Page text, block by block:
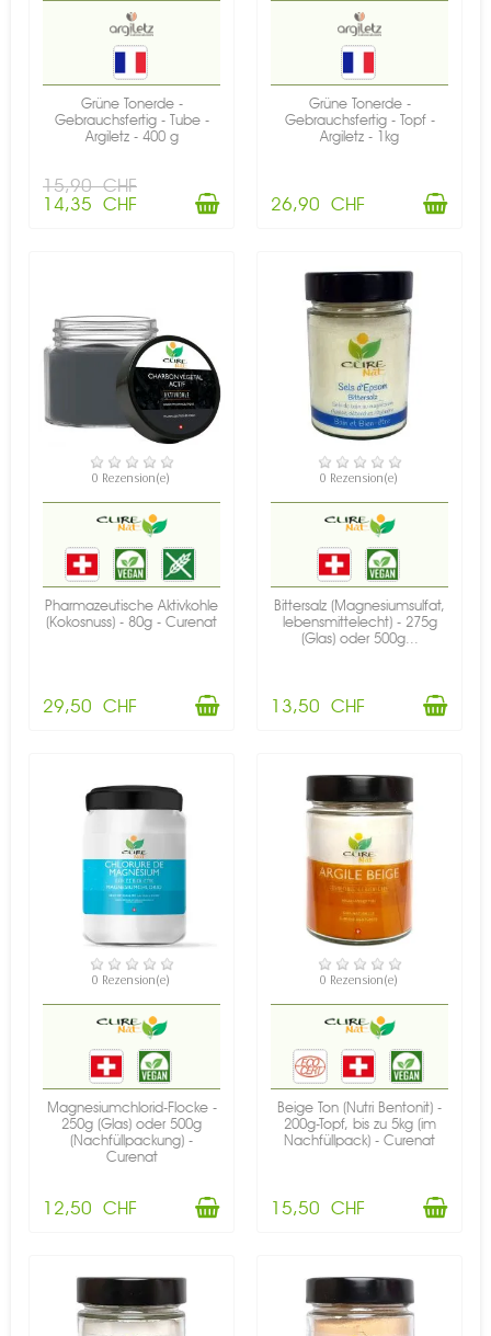
Grüne Tonerde -
Gebrauchsfertig - Tube -
Argiletz - 400 g
15,90 CHF
14,35 CHF
Grüne Tonerde -
Gebrauchsfertig - Topf -
Argiletz - 1kg
26,90 CHF
VERFÜGBAR
0 Rezension(e)
Pharmazeutische Aktivkohle
(Kokosnuss) - 80g - Curenat
29,50 CHF
VERFÜGBAR
0 Rezension(e)
Bittersalz (Magnesiumsulfat,
lebensmittelecht) - 275g
(Glas) oder 500g...
13,50 CHF
VERFÜGBAR
0 Rezension(e)
Magnesiumchlorid-Flocke -
250g (Glas) oder 500g
(Nachfüllpackung) -
Curenat
12,50 CHF
VERFÜGBAR
0 Rezension(e)
Beige Ton (Nutri Bentonit) -
200g-Topf, bis zu 5kg (im
Nachfüllpack) - Curenat
15,50 CHF